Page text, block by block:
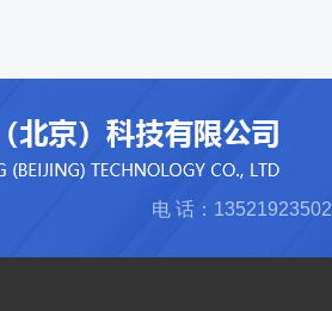
电 话：13521923502